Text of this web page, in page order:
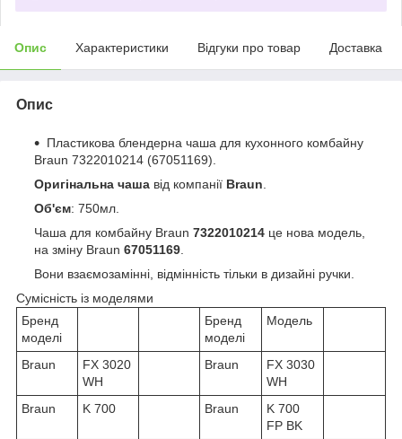
Опис Характеристики Відгуки про товар Доставка
Опис
Пластикова блендерна чаша для кухонного комбайну
Braun 7322010214 (67051169).
Оригінальна чаша від компанії Braun
Об'єм: 750мл.
Чаша для комбайну Braun 7322010214 це нова модель,
на зміну Braun 67051169
Вони взаємозамінні, відмінність тільки в дизайні ручки.
Сумісність із моделями
Бренд
моделі
Бренд
моделі
Модель
Braun
FX 3020
WH
Braun
FX 3030
WH
Braun
K 700 Braun
K 700
FP BK